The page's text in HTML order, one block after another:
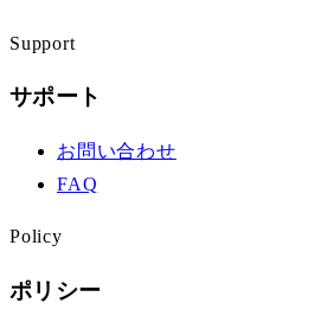
Support
サポート
お問い合わせ
FAQ
Policy
ポリシー